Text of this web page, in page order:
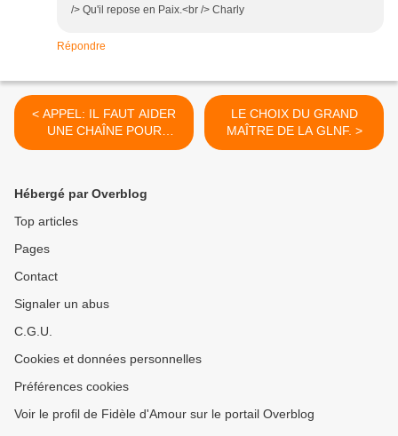
/> Qu'il repose en Paix.<br /> Charly
Répondre
< APPEL: IL FAUT AIDER
UNE CHAÎNE POUR
L’ARMENIE.
LE CHOIX DU GRAND
MAÎTRE DE LA GLNF. >
Hébergé par Overblog
Top articles
Pages
Contact
Signaler un abus
C.G.U.
Cookies et données personnelles
Préférences cookies
Voir le profil de Fidèle d'Amour sur le portail Overblog